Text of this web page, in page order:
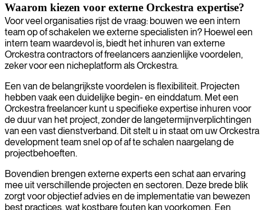
Waarom kiezen voor externe Orckestra expertise?
Voor veel organisaties rijst de vraag: bouwen we een intern
team op of schakelen we externe specialisten in? Hoewel een
intern team waardevol is, biedt het inhuren van externe
Orckestra contractors of freelancers aanzienlijke voordelen,
zeker voor een nicheplatform als Orckestra.
Een van de belangrijkste voordelen is flexibiliteit. Projecten
hebben vaak een duidelijke begin- en einddatum. Met een
Orckestra freelancer kunt u specifieke expertise inhuren voor
de duur van het project, zonder de langetermijnverplichtingen
van een vast dienstverband. Dit stelt u in staat om uw Orckestra
development team snel op of af te schalen naargelang de
projectbehoeften.
Bovendien brengen externe experts een schat aan ervaring
mee uit verschillende projecten en sectoren. Deze brede blik
zorgt voor objectief advies en de implementatie van bewezen
best practices, wat kostbare fouten kan voorkomen. Een